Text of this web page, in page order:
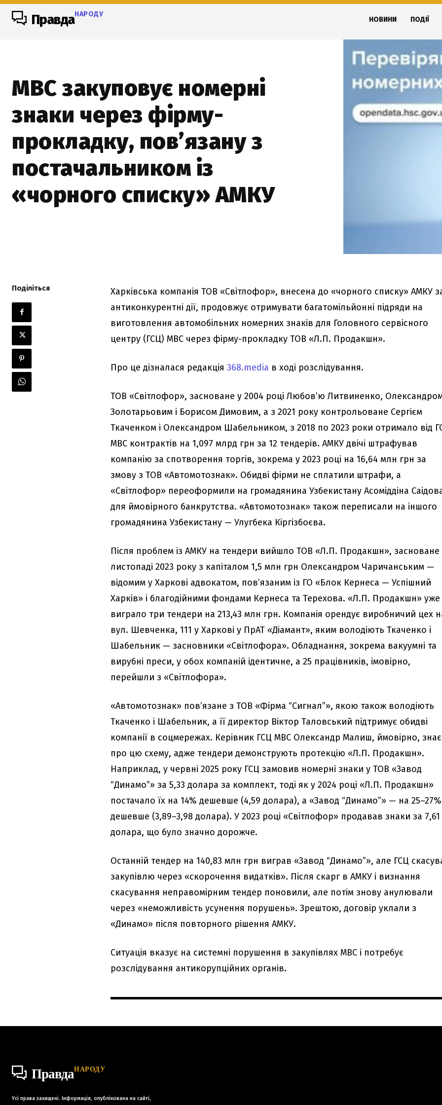
ПравдаНАРОДУ
НОВИНИ ПОДІЇ
МВС закуповує номерні
знаки через фірму-
прокладку, пов’язану з
постачальником із
«чорного списку» АМКУ
Поділіться
Харківська компанія ТОВ «Світлофор», внесена до «чорного списку» АМКУ
антиконкурентні дії, продовжує отримувати багатомільйонні підряди на
виготовлення автомобільних номерних знаків для Головного сервісного
центру (ГСЦ) МВС через фірму-прокладку ТОВ «Л.П. Продакшн».
Про це дізналася редакція368.media в ході розслідування.
ТОВ «Світлофор», засноване у 2004 році Любов’ю Литвиненко,
Золотарьовим і Борисом Димовим, а з 2021 року контрольоване Сергієм
Ткаченком і Олександром Шабельником, з 2018 по 2023 роки отримало від
МВС контрактів на 1,097 млрд грн за 12 тендерів. АМКУ двічі штрафував
компанію за спотворення торгів, зокрема у 2023 році на 16,64 млн грн за
змову з ТОВ «Автомотознак». Обидві фірми не сплатили штрафи, а
«Світлофор» переоформили на громадянина Узбекистану Асоміддіна
для ймовірного банкрутства. «Автомотознак» також переписали на іншого
громадянина Узбекистану — Улугбека Кіргізбоєва.
Після проблем із АМКУ на тендери вийшло ТОВ «Л.П. Продакшн», засноване
листопаді 2023 року з капіталом 1,5 млн грн Олександром Чаричанським —
відомим у Харкові адвокатом, пов’язаним із ГО «Блок Кернеса — Успішний
Харків» і благодійними фондами Кернеса та Терехова. «Л.П. Продакшн» уже
виграло три тендери на 213,43 млн грн. Компанія орендує виробничий цех
вул. Шевченка, 111 у Харкові у ПрАТ «Діамант», яким володіють Ткаченко і
Шабельник — засновники «Світлофора». Обладнання, зокрема вакуумні та
вирубні преси, у обох компаній ідентичне, а 25 працівників, імовірно,
перейшли з «Світлофора».
«Автомотознак» пов’язане з ТОВ «Фірма “Сигнал”», якою також володіють
Ткаченко і Шабельник, а її директор Віктор Таловський підтримує обидві
компанії в соцмережах. Керівник ГСЦ МВС Олександр Малиш, ймовірно, знає
про цю схему, адже тендери демонструють протекцію «Л.П. Продакшн».
Наприклад, у червні 2025 року ГСЦ замовив номерні знаки у ТОВ «Завод
“Динамо”» за 5,33 долара за комплект, тоді як у 2024 році «Л.П. Продакшн»
постачало їх на 14% дешевше (4,59 долара), а «Завод “Динамо”» — на 25–27%
дешевше (3,89–3,98 долара). У 2023 році «Світлофор» продавав знаки за 7,61
долара, що було значно дорожче.
Останній тендер на 140,83 млн грн виграв «Завод “Динамо”», але ГСЦ
закупівлю через «скорочення видатків». Після скарг в АМКУ і визнання
скасування неправомірним тендер поновили, але потім знову анулювали
через «неможливість усунення порушень». Зрештою, договір уклали з
«Динамо» після повторного рішення АМКУ.
Ситуація вказує на системні порушення в закупівлях МВС і потребує
розслідування антикорупційних органів.
ПравдаНАРОДУ
Усі права захищені. Інформація, опублікована на сайті,